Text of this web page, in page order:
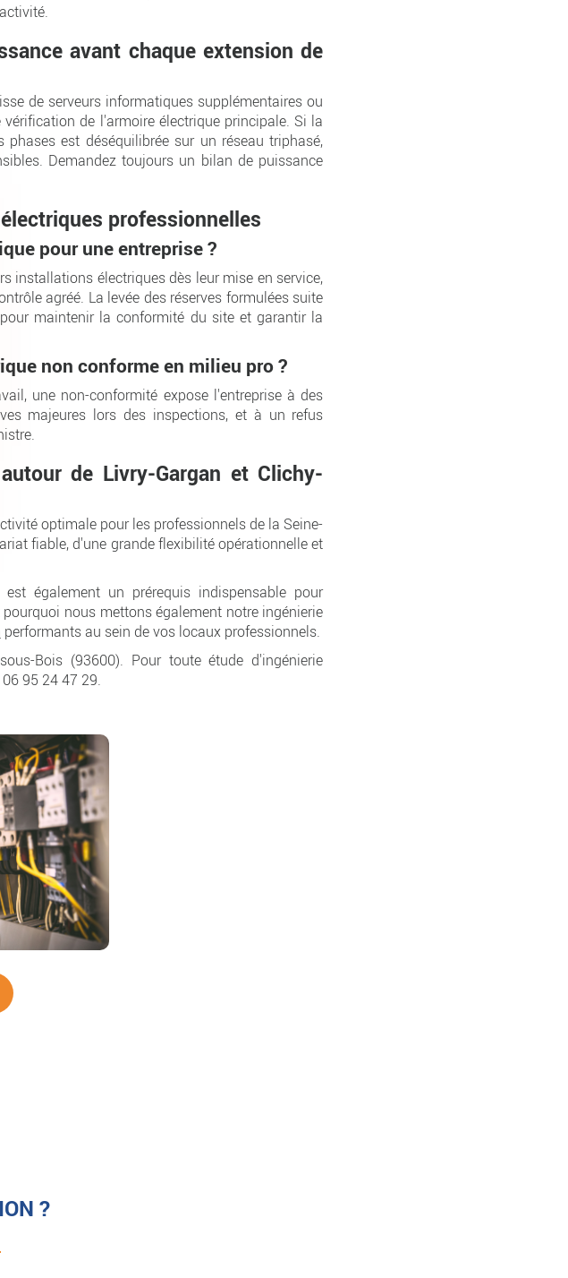
avant chaque extension de
de serveurs informatiques supplémentaires ou
de l'armoire électrique principale. Si la
est déséquilibrée sur un réseau triphasé,
Demandez toujours un bilan de puissance
professionnelles
pour une entreprise ?
installations électriques dès leur mise en service,
agréé. La levée des réserves formulées suite
maintenir la conformité du site et garantir la
non conforme en milieu pro ?
une non-conformité expose l'entreprise à des
majeures lors des inspections, et à un refus
de Livry-Gargan et Clichy-
optimale pour les professionnels de la Seine-
fiable, d'une grande flexibilité opérationnelle et
également un prérequis indispensable pour
nous mettons également notre ingénierie
performants au sein de vos locaux professionnels.
Bois (93600). Pour toute étude d'ingénierie
95 24 47 29.
?